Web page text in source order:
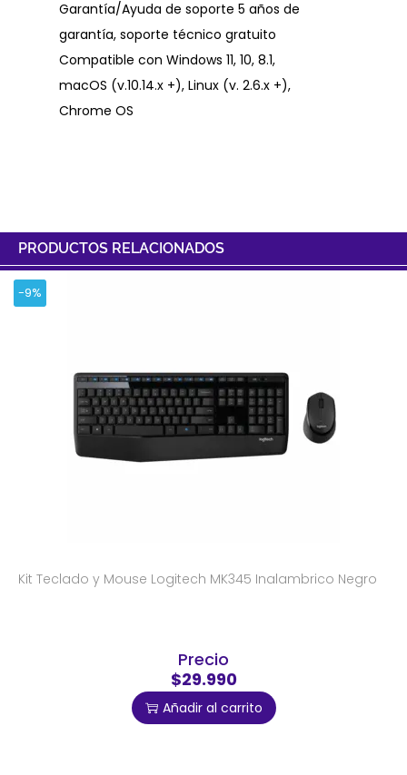
Garantía/Ayuda de soporte 5 años de
garantía, soporte técnico gratuito
Compatible con Windows 11, 10, 8.1,
macOS (v.10.14.x +), Linux (v. 2.6.x +),
Chrome OS
PRODUCTOS RELACIONADOS
-9%
Kit Teclado y Mouse Logitech MK345 Inalambrico Negro
Precio
$29.990
Añadir al carrito